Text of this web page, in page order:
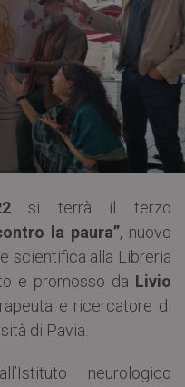
si terrà il terzo
la paura”, nuovo
scientifica alla Libreria
e promosso da Livio
e ricercatore di
di Pavia.
neurologico